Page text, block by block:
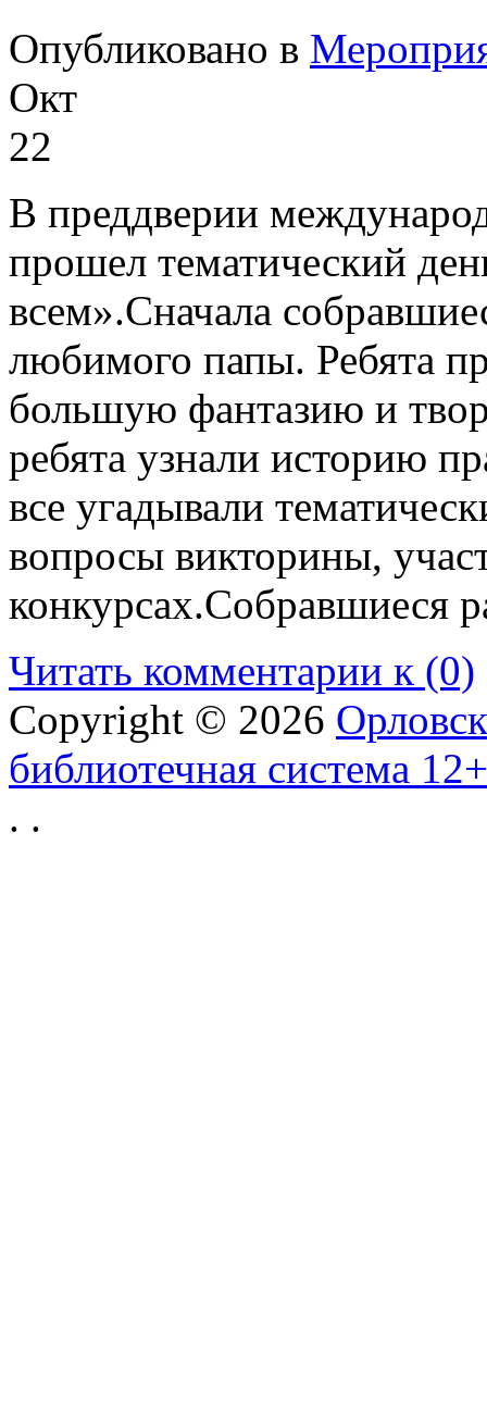
Опубликовано в
Окт
22
В преддверии
прошел тематический
всем».Сначала
любимого папы. Ребята
большую фантазию и
ребята узнали историю
все угадывали
вопросы викторины,
конкурсах.Собравшиеся
Читать комментарии к (0)
Copyright © 2026
библиотечная система 12+
. .